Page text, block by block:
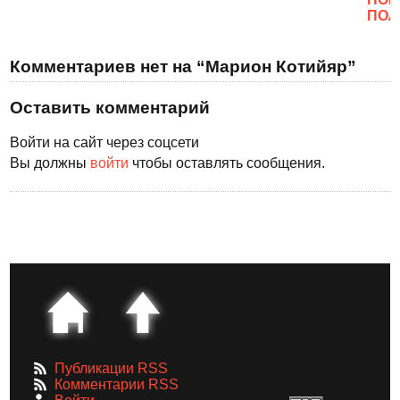
Комментариев нет на “Марион Котийяр”
Оставить комментарий
Войти на сайт через соцсети
Вы должны войти чтобы оставлять сообщения.
Публикации RSS
Комментарии RSS